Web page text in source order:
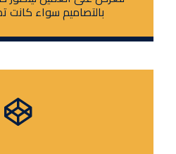
بالتصاميم سواء